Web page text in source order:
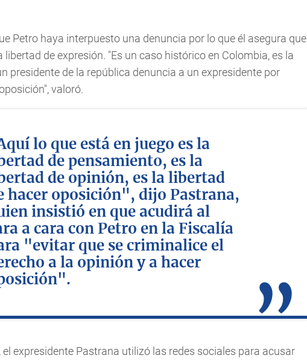
Petro haya interpuesto una denuncia por lo que él asegura que
libertad de expresión. "Es un caso histórico en Colombia, es la
presidente de la república denuncia a un expresidente por
valoró.
lo que está en juego es la
de pensamiento, es la
de opinión, es la libertad
hacer oposición", dijo Pastrana,
insistió en que acudirá al
a cara con Petro en la Fiscalía
"evitar que se criminalice el
a la opinión y a hacer
el expresidente Pastrana utilizó las redes sociales para acusar